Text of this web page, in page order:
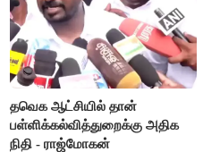
தவெக ஆட்சியில் தான்
பள்ளிக்கல்வித்துறைக்கு அதிக
நிதி - ராஜ்மோகன்